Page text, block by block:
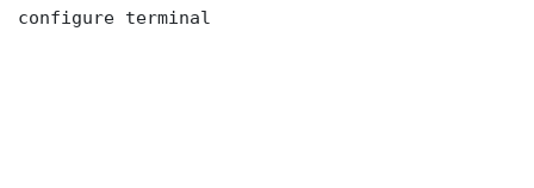
configure terminal